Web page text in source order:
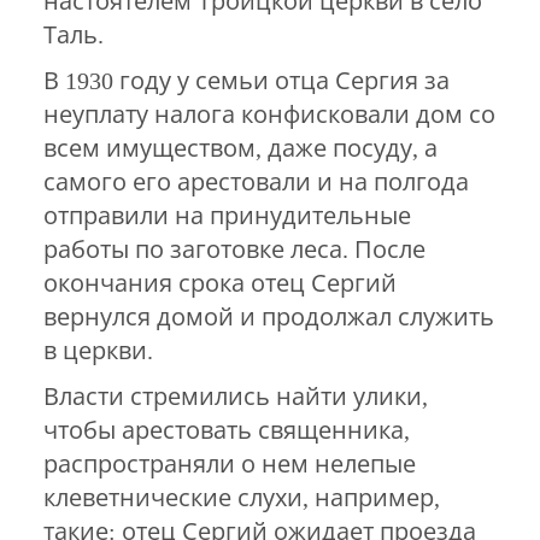
Таль.
В 1930 году у семьи отца Сергия за
неуплату налога конфисковали дом со
всем имуществом, даже посуду, а
самого его арестовали и на полгода
отправили на принудительные
работы по заготовке леса. После
окончания срока отец Сергий
вернулся домой и продолжал служить
в церкви.
Власти стремились найти улики,
чтобы арестовать священника,
распространяли о нем нелепые
клеветнические слухи, например,
такие: отец Сергий ожидает проезда